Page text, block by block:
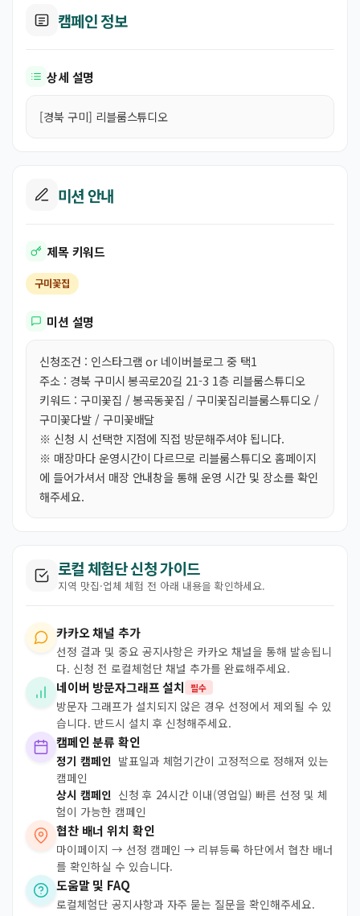
캠페인 정보
상세 설명
[경북 구미] 리블룸스튜디오
미션 안내
제목 키워드
구미꽃집
미션 설명
신청조건 : 인스타그램 or 네이버블로그 중 택1
주소 : 경북 구미시 봉곡로20길 21-3 1층 리블룸스튜디오
키워드 : 구미꽃집 / 봉곡동꽃집 / 구미꽃집리블룸스튜디오 /
구미꽃다발 / 구미꽃배달
※ 신청 시 선택한 지점에 직접 방문해주셔야 됩니다.
※ 매장마다 운영시간이 다르므로 리블룸스튜디오 홈페이지
에 들어가셔서 매장 안내창을 통해 운영 시간 및 장소를 확인
해주세요.
로컬 체험단 신청 가이드
지역 맛집·업체 체험 전 아래 내용을 확인하세요.
카카오 채널 추가
선정 결과 및 중요 공지사항은 카카오 채널을 통해 발송됩니
다. 신청 전 로컬체험단 채널 추가를 완료해주세요.
네이버 방문자그래프 설치 필수
방문자 그래프가 설치되지 않은 경우 선정에서 제외될 수 있
습니다. 반드시 설치 후 신청해주세요.
캠페인 분류 확인
정기 캠페인 발표일과 체험기간이 고정적으로 정해져 있는
캠페인
상시 캠페인 신청 후 24시간 이내(영업일) 빠른 선정 및 체
험이 가능한 캠페인
협찬 배너 위치 확인
마이페이지 → 선정 캠페인 → 리뷰등록 하단에서 협찬 배너
를 확인하실 수 있습니다.
도움말 및 FAQ
로컬체험단 공지사항과 자주 묻는 질문을 확인해주세요.